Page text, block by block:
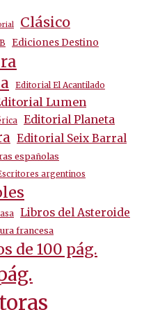
Clásico
Ediciones Destino
Editorial El Acantilado
Lumen
Editorial Planeta
Editorial Seix Barral
españolas
argentinos
Libros del Asteroide
francesa
de 100 pág.